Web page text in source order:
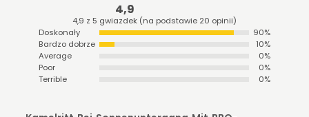
4,9
4,9 z 5 gwiazdek (na podstawie 20 opinii)
Doskonały
90%
Bardzo dobrze
10%
Average
0%
Poor
0%
Terrible
0%